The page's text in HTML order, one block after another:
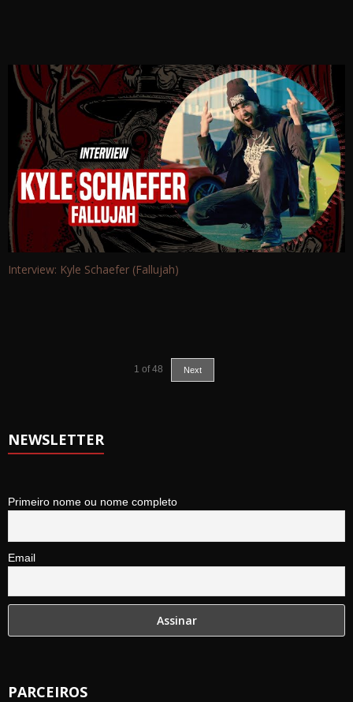
Interview: Kyle Schaefer (Fallujah)
1 of 48 Next
NEWSLETTER
Primeiro nome ou nome completo
Email
PARCEIROS